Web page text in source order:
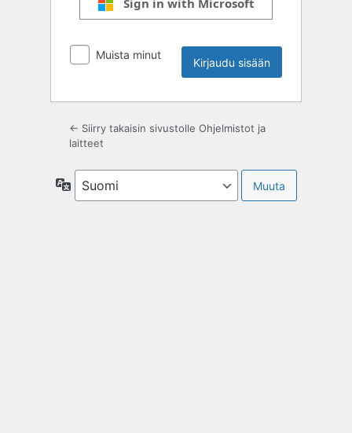
Sign in with Microsoft
Muista minut
← Siirry takaisin sivustolle Ohjelmistot ja
laitteet
Kieli